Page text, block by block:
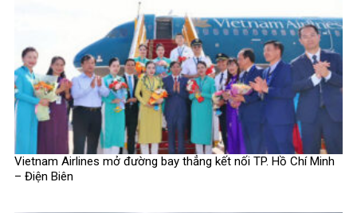
Vietnam Airlines mở đường bay thẳng kết nối TP. Hồ Chí Minh
– Điện Biên